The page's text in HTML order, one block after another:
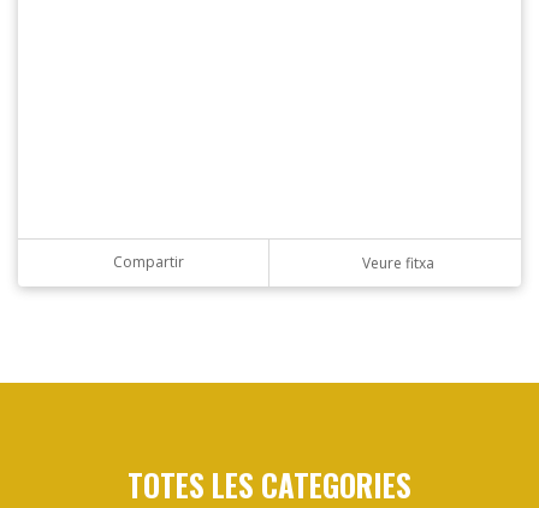
Compartir Veure fitxa
TOTES LES CATEGORIES